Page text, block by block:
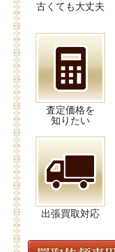
古くても大丈夫
査定価格を
知りたい
出張買取対応